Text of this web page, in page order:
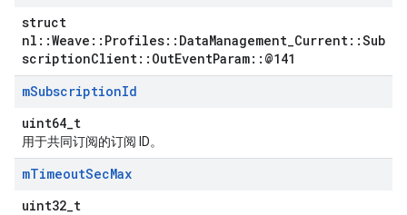
struct
nl::Weave::Profiles::DataManagement_Current::Sub
scriptionClient::OutEventParam::@141
mSubscriptionId
uint64_t
用于共同订阅的订阅 ID。
mTimeoutSecMax
uint32_t